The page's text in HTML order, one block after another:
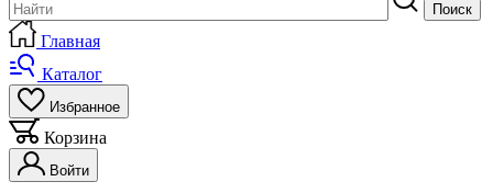
Поиск
Главная
Каталог
Избранное
Корзина
Войти